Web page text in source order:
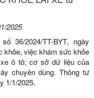
2025
36/2024/TT-BYT, ngày
khỏe, việc khám sức khỏe
ô tô; cơ sở dữ liệu của
chuyên dùng. Thông tư
1/1/2025.